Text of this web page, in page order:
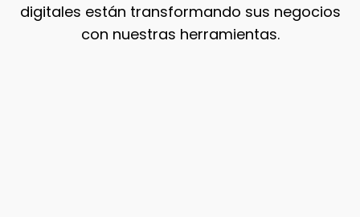
digitales están transformando sus negocios
con nuestras herramientas.